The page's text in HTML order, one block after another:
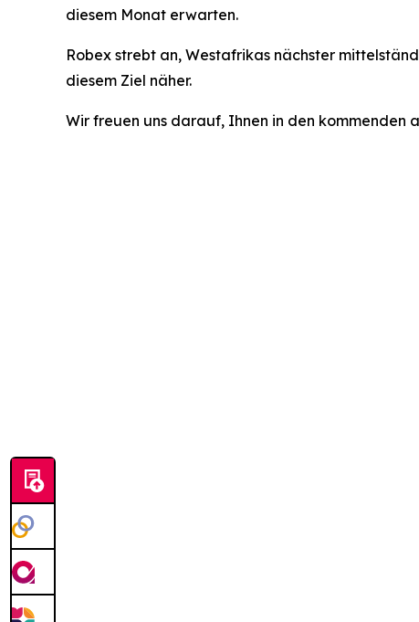
diesem Monat erwarten.
Robex strebt an, Westafrikas nächster
diesem Ziel näher.
Wir freuen uns darauf, Ihnen in den kommenden